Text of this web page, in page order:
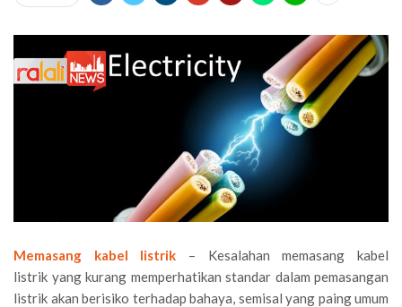
Memasang kabel listrik
– Kesalahan memasang kabel
listrik yang kurang memperhatikan standar dalam pemasangan
listrik akan berisiko terhadap bahaya, semisal yang paing umum